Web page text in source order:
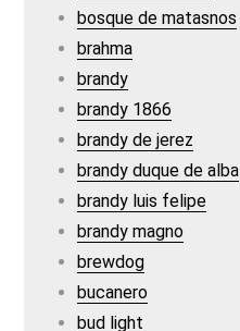
bosque de matasnos
brahma
brandy
brandy 1866
brandy de jerez
brandy duque de alba
brandy luis felipe
brandy magno
brewdog
bucanero
bud light